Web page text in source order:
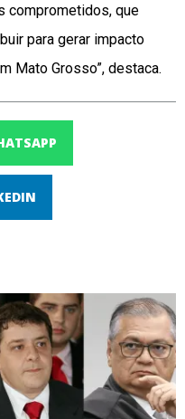
comprometidos, que
para gerar impacto
Mato Grosso”, destaca.